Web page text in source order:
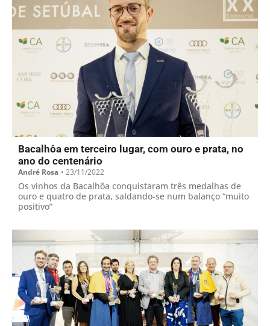
Bacalhôa em terceiro lugar, com ouro e prata, no
ano do centenário
André Rosa • 23/11/2022
Os vinhos da Bacalhôa conquistaram três medalhas de
ouro e quatro de prata, saldando-se num balanço “muito
positivo”